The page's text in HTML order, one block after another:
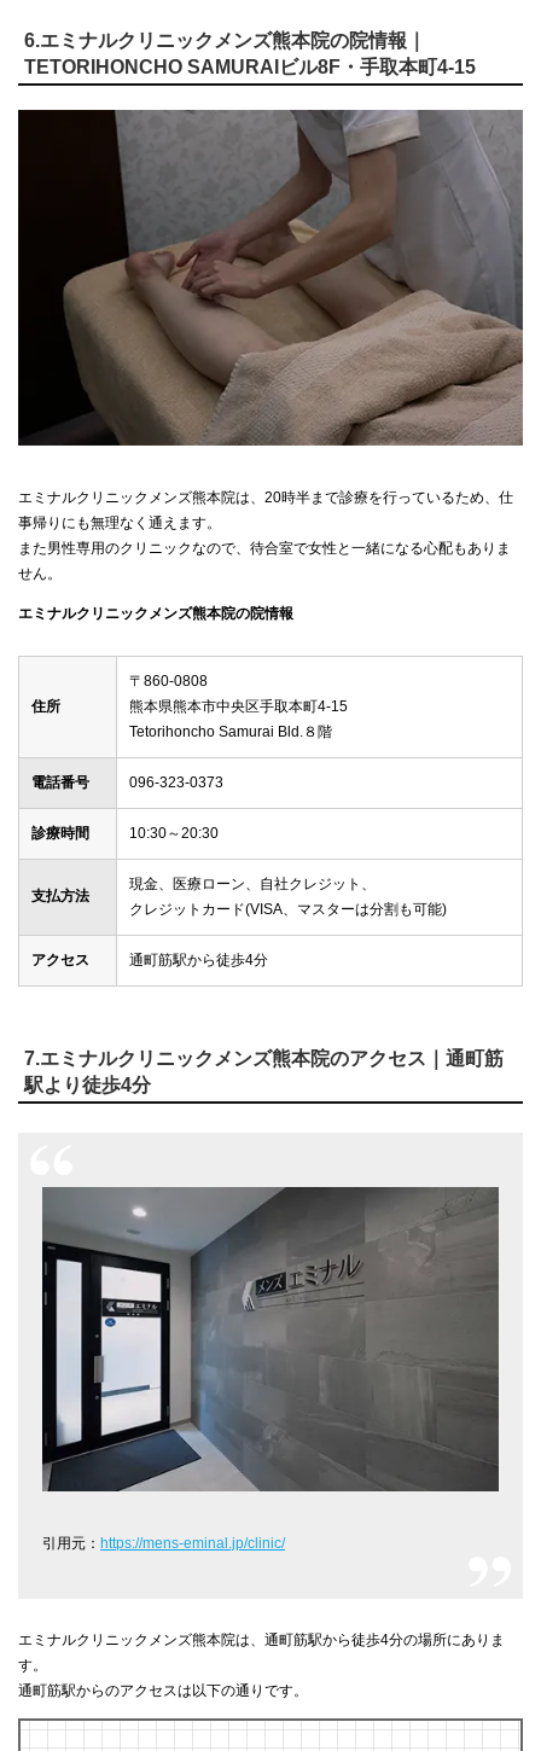
6.エミナルクリニックメンズ熊本院の院情報｜
TETORIHONCHO SAMURAIビル8F・手取本町4-15
エミナルクリニックメンズ熊本院は、20時半まで診療を行っているため、仕
事帰りにも無理なく通えます。
また男性専用のクリニックなので、待合室で女性と一緒になる心配もありま
せん。
エミナルクリニックメンズ熊本院の院情報
住所
〒860-0808
熊本県熊本市中央区手取本町4-15
Tetorihoncho Samurai Bld.８階
電話番号 096-323-0373
診療時間 10:30～20:30
支払方法
現金、医療ローン、自社クレジット、
クレジットカード(VISA、マスターは分割も可能)
アクセス 通町筋駅から徒歩4分
7.エミナルクリニックメンズ熊本院のアクセス｜通町筋
駅より徒歩4分
引用元： https://mens-eminal.jp/clinic/
エミナルクリニックメンズ熊本院は、通町筋駅から徒歩4分の場所にありま
す。
通町筋駅からのアクセスは以下の通りです。